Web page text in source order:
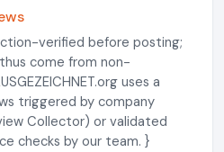
verified before posting;
come from non-
uses a
triggered by company
Collector) or validated
checks by our team. }